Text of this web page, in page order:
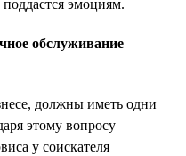
эмоциям.
обслуживание
должны иметь одни
этому вопросу
у соискателя